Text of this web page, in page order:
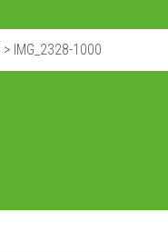
> IMG_2328-1000